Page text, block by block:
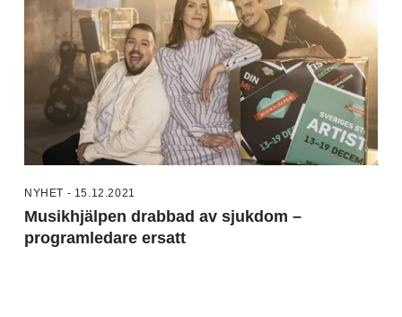
NYHET - 15.12.2021
Musikhjälpen drabbad av sjukdom –
programledare ersatt